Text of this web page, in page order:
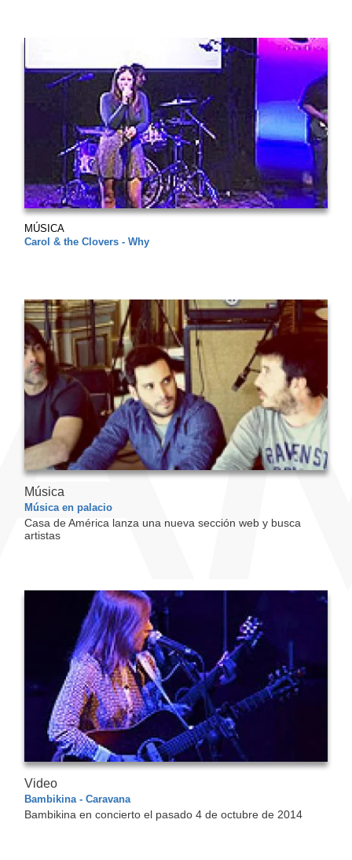
MÚSICA
Carol & the Clovers - Why
Música
Música en palacio
Casa de América lanza una nueva sección web y busca
artistas
Video
Bambikina - Caravana
Bambikina en concierto el pasado 4 de octubre de 2014